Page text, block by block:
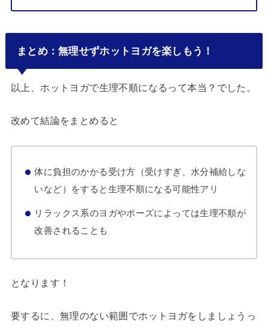
まとめ：無理せずホットヨガを楽しもう！
以上、ホットヨガで生理不順になるって本当？でした。
改めて結論をまとめると
体に負担のかかる受け方（受けすぎ、水分補給しな
いなど）をすると生理不順になる可能性アリ
リラックス系のヨガやポーズによっては生理不順が
改善されることも
となります！
要するに、無理のない範囲でホットヨガをしましょうっ